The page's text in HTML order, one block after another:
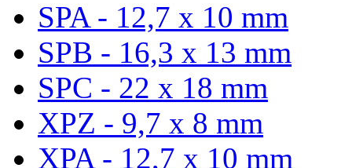
SPA - 12,7 x 10 mm
SPB - 16,3 x 13 mm
SPC - 22 x 18 mm
XPZ - 9,7 x 8 mm
XPA - 12,7 x 10 mm